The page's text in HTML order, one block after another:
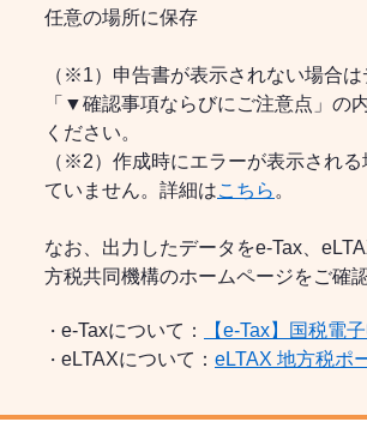
任意の場所に保存
（※1）申告書が表示されない場合
「▼確認事項ならびにご注意点」の
ください。
（※2）作成時にエラーが表示され
ていません。詳細はこちら 。
なお、出力したデータをe-Tax、
方税共同機構のホームページをご確
・ e-Taxについて： 【e-Tax】国税電
・ eLTAXについて： eLTAX 地方税ポ